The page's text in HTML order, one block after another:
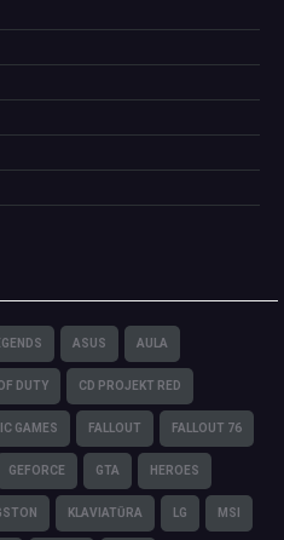
ASUS AULA
DUTY CD PROJEKT RED
GAMES FALLOUT FALLOUT 76
GEFORCE GTA HEROES
KLAVIATŪRA LG MSI